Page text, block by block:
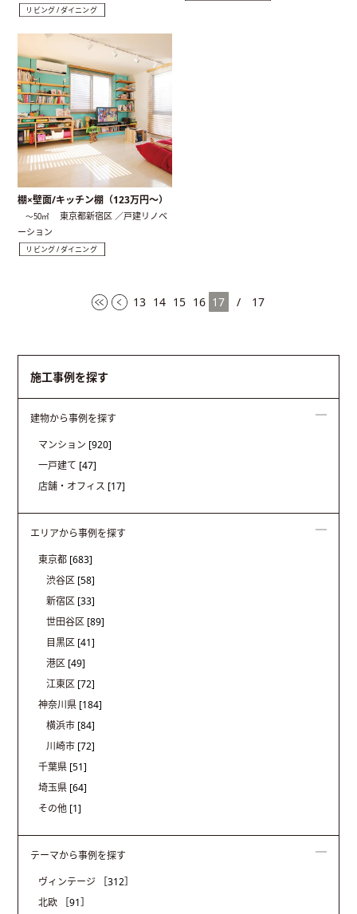
リビング / ダイニング
棚×壁面/キッチン棚（123万円〜）
〜50㎡
東京都新宿区 ／戸建リノベ
ーション
リビング / ダイニング
13 14 15 16 17 / 17
施工事例を探す
建物から事例を探す
マンション [920]
一戸建て [47]
店舗・オフィス [17]
エリアから事例を探す
東京都 [683]
渋谷区 [58]
新宿区 [33]
世田谷区 [89]
目黒区 [41]
港区 [49]
江東区 [72]
神奈川県 [184]
横浜市 [84]
川崎市 [72]
千葉県 [51]
埼玉県 [64]
その他 [1]
テーマから事例を探す
ヴィンテージ
［312］
北欧
［91］